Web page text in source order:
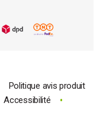
Politique avis produit
Accessibilité •